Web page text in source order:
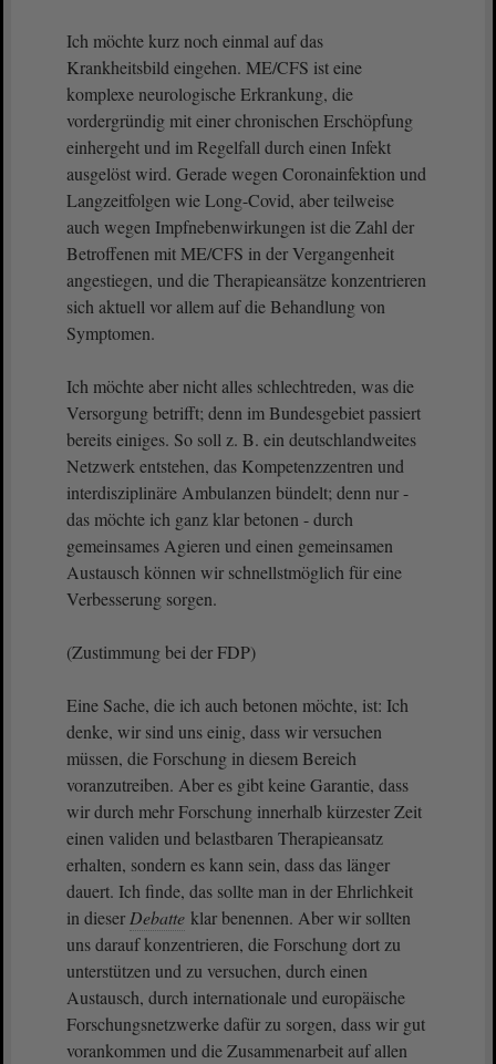
Ich möchte kurz noch einmal auf das
Krankheitsbild eingehen. ME/CFS ist eine
komplexe neurologische Erkrankung, die
vordergründig mit einer chronischen Erschöpfung
einhergeht und im Regelfall durch einen Infekt
ausgelöst wird. Gerade wegen Coronainfektion und
Langzeitfolgen wie Long-Covid, aber teilweise
auch wegen Impfnebenwirkungen ist die Zahl der
Betroffenen mit ME/CFS in der Vergangenheit
angestiegen, und die Therapieansätze konzentrieren
sich aktuell vor allem auf die Behandlung von
Symptomen.
Ich möchte aber nicht alles schlechtreden, was die
Versorgung betrifft; denn im Bundesgebiet passiert
bereits einiges. So soll z. B. ein deutschlandweites
Netzwerk entstehen, das Kompetenzzentren und
interdisziplinäre Ambulanzen bündelt; denn nur -
das möchte ich ganz klar betonen - durch
gemeinsames Agieren und einen gemeinsamen
Austausch können wir schnellstmöglich für eine
Verbesserung sorgen.
(Zustimmung bei der FDP)
Eine Sache, die ich auch betonen möchte, ist: Ich
denke, wir sind uns einig, dass wir versuchen
müssen, die Forschung in diesem Bereich
voranzutreiben. Aber es gibt keine Garantie, dass
wir durch mehr Forschung innerhalb kürzester Zeit
einen validen und belastbaren Therapieansatz
erhalten, sondern es kann sein, dass das länger
dauert. Ich finde, das sollte man in der Ehrlichkeit
in dieser Debatte klar benennen. Aber wir sollten
uns darauf konzentrieren, die Forschung dort zu
unterstützen und zu versuchen, durch einen
Austausch, durch internationale und europäische
Forschungsnetzwerke dafür zu sorgen, dass wir gut
vorankommen und die Zusammenarbeit auf allen